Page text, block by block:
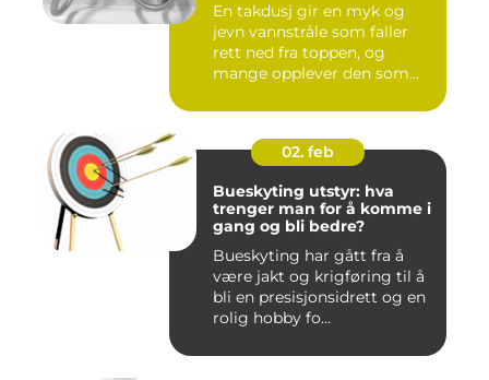
En takdusj gir en myk og
jevn vannstråle som faller
rett ned fra toppen, og
mange opplever den som
02. feb
Bueskyting utstyr: hva
trenger man for å komme i
gang og bli bedre?
Bueskyting har gått fra å
være jakt og krigføring til å
bli en presisjonsidrett og en
rolig hobby fo...